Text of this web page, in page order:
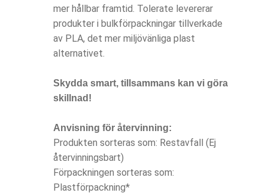
mer hållbar framtid. Tolerate levererar
produkter i bulkförpackningar tillverkade
av PLA, det mer miljövänliga plast
alternativet.
Skydda smart, tillsammans kan vi göra
skillnad!
Anvisning för återvinning:
Produkten sorteras som: Restavfall (Ej
återvinningsbart)
Förpackningen sorteras som:
Plastförpackning*